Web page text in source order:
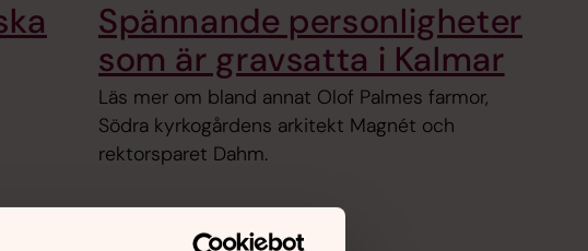
Spännande personligheter
som är gravsatta i Kalmar
Läs mer om bland annat Olof Palmes farmor,
Södra kyrkogårdens arkitekt Magnét och
rektorsparet Dahm.